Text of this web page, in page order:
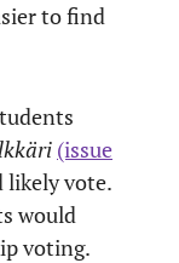
to find
(issue
likely vote.
would
voting.